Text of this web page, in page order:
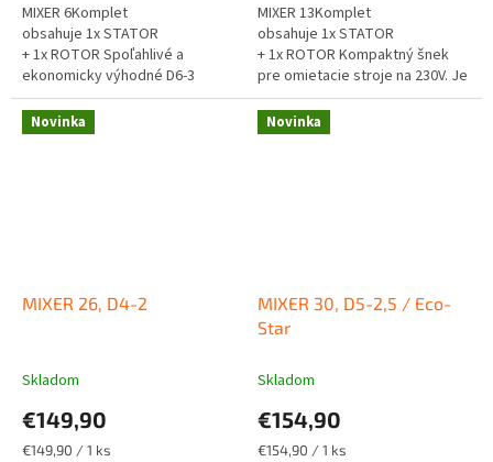
MIXER 6Komplet
obsahuje 1x STATOR
+ 1x ROTOR Spoľahlivé a
ekonomicky výhodné D6-3
šnekové čerpadlo pre
každodenné omietanie. Výkon:
22 l/min Maximálny...
MIXER 13Komplet
obsahuje 1x STATOR
+ 1x ROTOR Kompaktný šnek
pre omietacie stroje na 230V. Je
určený pre miešanie a strojovú
aplikáciu sadrových...
Novinka
MIXER 26, D4-2
Skladom
€149,90
Jednotková
€149,90 / 1 ks
Novinka
MIXER 30, D5-2,5 / Eco-
Star
Skladom
€154,90
Jednotková
€154,90 / 1 ks